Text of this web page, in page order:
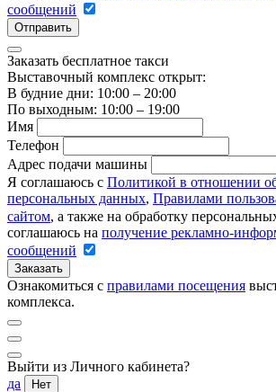
сообщений
Отправить
Заказать бесплатное такси
Выставочный комплекс открыт:
В будние дни: 10:00 – 20:00
По выходным: 10:00 – 19:00
Имя
Телефон
Адрес подачи машины
Я соглашаюсь с Политикой в отношении
персональных данных, Правилами
сайтом, а также на обработку
соглашаюсь на получение рекламно-
сообщений
Заказать
Ознакомиться с правилами посещения
комплекса.
Выйти из Личного кабинета?
да
Нет